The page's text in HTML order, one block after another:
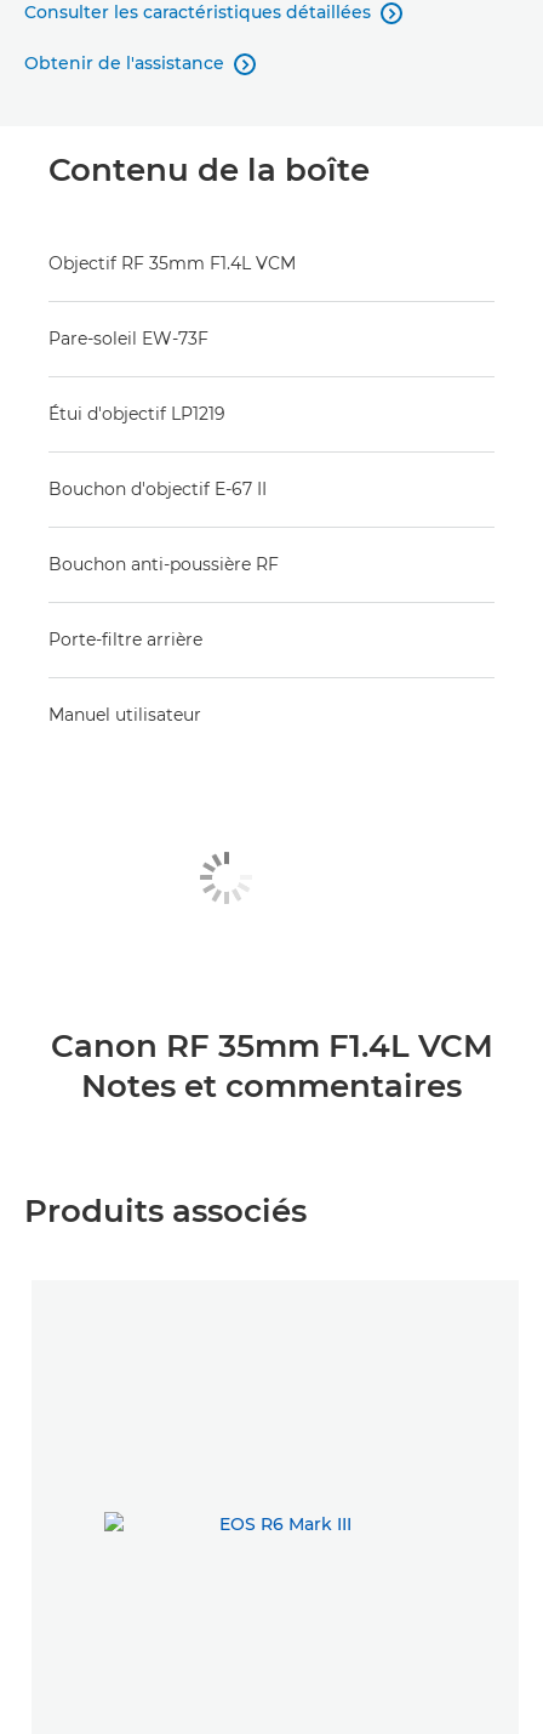
Consulter les caractéristiques détaillées 
Obtenir de l'assistance 
Contenu de la boîte
Objectif RF 35mm F1.4L VCM
Pare-soleil EW-73F
Étui d'objectif LP1219
Bouchon d'objectif E-67 II
Bouchon anti-poussière RF
Porte-filtre arrière
Manuel utilisateur
Canon RF 35mm F1.4L VCM
Notes et commentaires
Produits associés